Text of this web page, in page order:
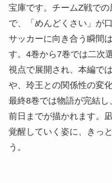
宝庫です。チームZ戦で
で、「めんどくさい」が
サッカーに向き合う瞬間
す。4巻から7巻では二次
視点で展開され、本編で
や、玲王との関係性の変
最終8巻では物語が完結し
前日までが描かれます。
覚醒していく姿に、きっ
う。